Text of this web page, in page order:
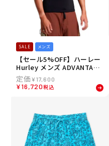
SALE メンズ
【セール5%OFF】ハーレー
Hurley メンズ ADVANTAGE
PLUS 2MM ベスト サーフィ
ン ウエットスーツ MZVSAD
26 26SU
¥17,600
¥16,720税込